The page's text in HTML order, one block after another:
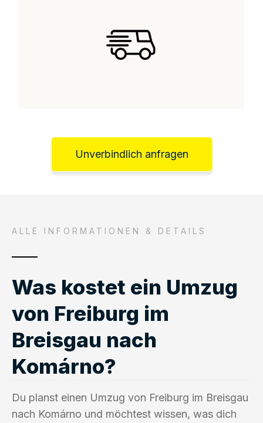
Unverbindlich anfragen
ALLE INFORMATIONEN & DETAILS
Was kostet ein Umzug
von Freiburg im
Breisgau nach
Komárno?
Du planst einen Umzug von Freiburg im Breisgau
nach Komárno und möchtest wissen, was dich